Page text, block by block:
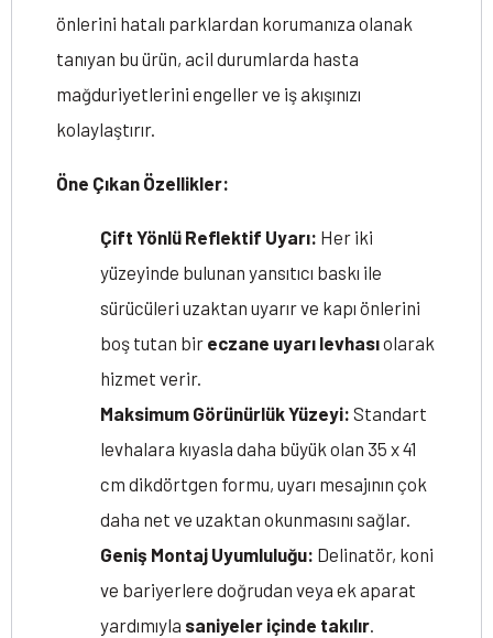
önlerini hatalı parklardan korumanıza olanak
tanıyan bu ürün, acil durumlarda hasta
mağduriyetlerini engeller ve iş akışınızı
kolaylaştırır.
Öne Çıkan Özellikler:
Çift Yönlü Reflektif Uyarı: Her iki
yüzeyinde bulunan yansıtıcı baskı ile
sürücüleri uzaktan uyarır ve kapı önlerini
boş tutan bir eczane uyarı levhasıolarak
hizmet verir.
Maksimum Görünürlük Yüzeyi: Standart
levhalara kıyasla daha büyük olan 35 x 41
cm dikdörtgen formu, uyarı mesajının çok
daha net ve uzaktan okunmasını sağlar.
Geniş Montaj Uyumluluğu: Delinatör, koni
ve bariyerlere doğrudan veya ek aparat
yardımıyla saniyeler içinde takılır.